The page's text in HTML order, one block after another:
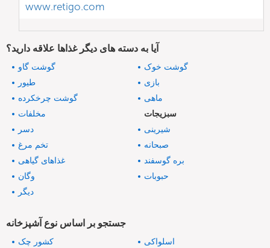
www.retigo.com
آیا به دسته های دیگر غذاها علاقه دارید؟
گوشت گاو
گوشت خوک
طیور
بازی
گوشت چرخکرده
ماهی
مخلفات
سبزیجات
دسر
شیرینی
تخم مرغ
صبحانه
غذاهای گیاهی
بره گوسفند
وگان
حبوبات
دیگر
جستجو بر اساس نوع آشپزخانه
کشور چک
اسلواکی